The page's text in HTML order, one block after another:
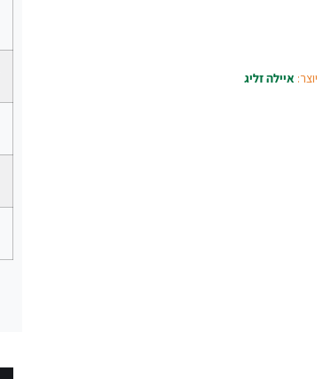
יוצר: איילה זליג